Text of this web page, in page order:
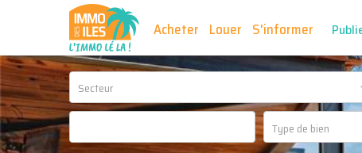
Acheter Louer S'informer
Secteur